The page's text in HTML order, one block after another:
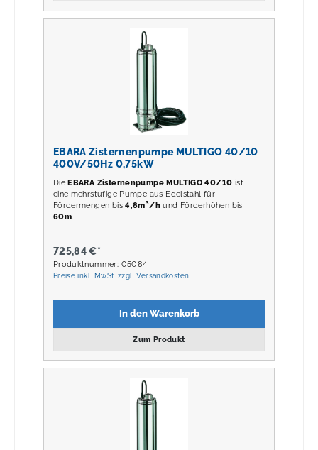
EBARA Zisternenpumpe MULTIGO 40/10
400V/50Hz 0,75kW
DieEBARA Zisternenpumpe MULTIGO 40/10 ist
eine mehrstufige Pumpe aus Edelstahl für
Fördermengen bis4,8m³/h und Förderhöhen bis
60m.
725,84 €*
Produktnummer: 05084
Preise inkl. MwSt. zzgl. Versandkosten
In den Warenkorb
Zum Produkt